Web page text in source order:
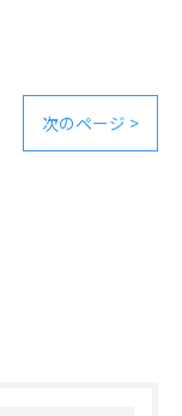
次のページ >